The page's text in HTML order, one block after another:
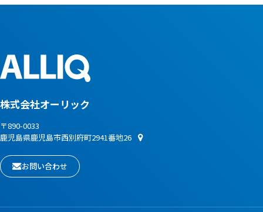
株式会社オーリック
〒890-0033
鹿児島県鹿児島市西別府町2941番地26
お問い合わせ